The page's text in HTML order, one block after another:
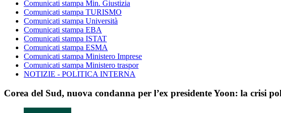
Comunicati stampa Min. Giustizia
Comunicati stampa TURISMO
Comunicati stampa Università
Comunicati stampa EBA
Comunicati stampa ISTAT
Comunicati stampa ESMA
Comunicati stampa Ministero Imprese
Comunicati stampa Ministero traspor
NOTIZIE - POLITICA INTERNA
Corea del Sud, nuova condanna per l’ex presidente Yoon: la crisi